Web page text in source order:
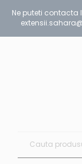
Ne puteti contacta